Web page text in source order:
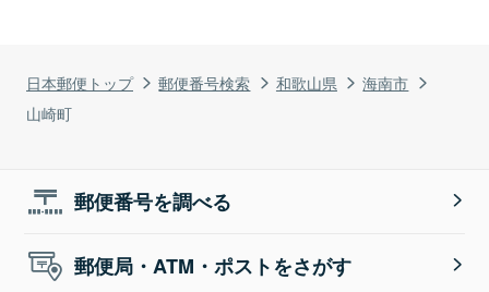
日本郵便トップ 郵便番号検索 和歌山県
海南市
山崎町
郵便番号を調べる
郵便局・ATM・ポストをさがす